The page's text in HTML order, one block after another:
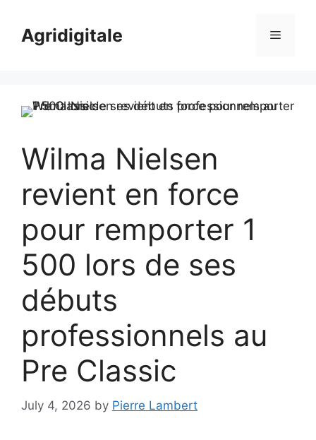
contentAgridigitale Menu
Wilma Nielsen
revient en force
pour remporter 1
500 lors de ses
débuts
professionnels au
Pre Classic
July 4, 2026 by Pierre Lambert